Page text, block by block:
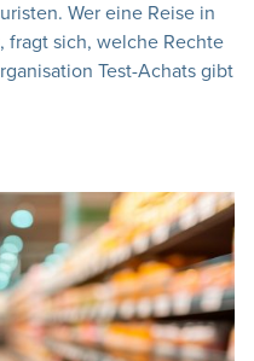
Wer eine Reise in
sich, welche Rechte
Test-Achats gibt